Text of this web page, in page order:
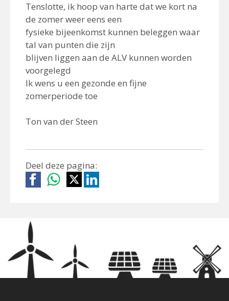
Tenslotte, ik hoop van harte dat we kort na
de zomer weer eens een
fysieke bijeenkomst kunnen beleggen waar
tal van punten die zijn
blijven liggen aan de ALV kunnen worden
voorgelegd
Ik wens u een gezonde en fijne
zomerperiode toe
Ton van der Steen
Deel deze pagina: